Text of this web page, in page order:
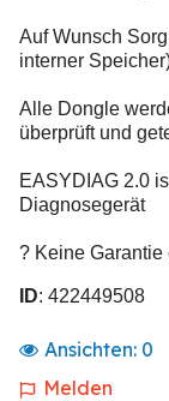
Auf Wunsch
interner
Alle Dongle
überprüft und
EASYDIAG 2.0
Diagnosegerät
? Keine Garantie
ID: 422449508
Ansichten: 0
Melden